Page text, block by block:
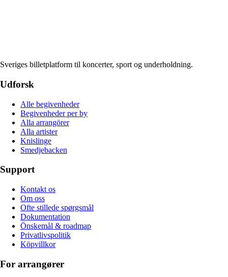
Sveriges billetplatform til koncerter, sport og underholdning.
Udforsk
Alle begivenheder
Begivenheder per by
Alla arrangörer
Alla artister
Knislinge
Smedjebacken
Support
Kontakt os
Om oss
Ofte stillede spørgsmål
Dokumentation
Önskemål & roadmap
Privatlivspolitik
Köpvillkor
For arrangører